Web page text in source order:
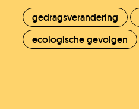
gedragsverandering
ecologische gevolgen